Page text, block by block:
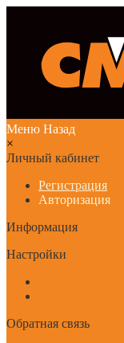
Меню Назад
×
Личный кабинет
Регистрация
Авторизация
Информация
Настройки
Обратная связь